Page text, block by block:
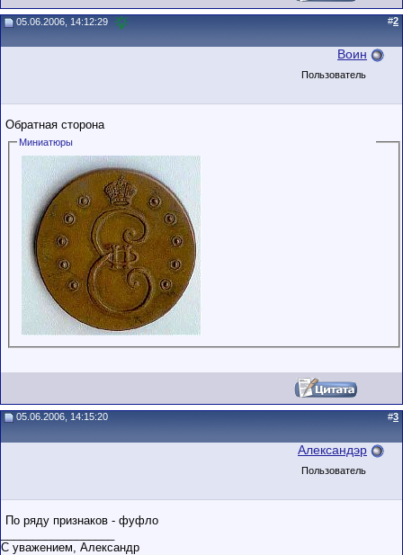
05.06.2006, 14:12:29 #2
Воин
Пользователь
Обратная сторона
Миниатюры
05.06.2006, 14:15:20 #3
Александэр
Пользователь
По ряду признаков - фуфло
С уважением, Александр